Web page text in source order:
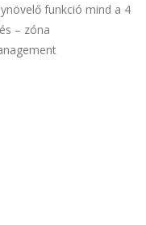
funkció mind a 4
– zóna